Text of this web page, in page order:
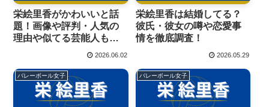
栄絵里香がかわいいと話
題！画像や評判・人気の
理由や似てる芸能人も徹
2026.06.02
栄絵里香は結婚してる？
彼氏・彼女の噂や恋愛事
情を徹底調査！
2026.05.29
バレーボール女子 バレーボール女子